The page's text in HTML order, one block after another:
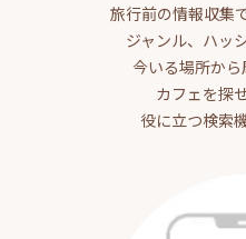
旅行前の情報収集
ジャンル、ハッ
今いる場所か
カフェを探
役に立つ検索